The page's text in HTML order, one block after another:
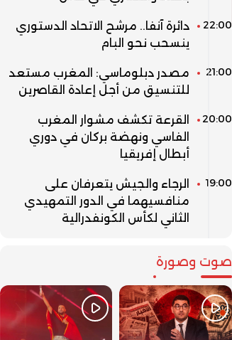
22:00
دائرة آنفا.. مرشح الاتحاد الدستوري
ينسحب نحو البام
21:00
مصدر دبلوماسي: المغرب مستعد
للتنسيق من أجل إعادة القاصرين
20:00
القرعة تكشف مشوار المغرب
الفاسي ونهضة بركان في دوري
أبطال إفريقيا
19:00
الرجاء والجيش يتعرفان على
منافسيهما في الدور التمهيدي
الثاني لكأس الكونفدرالية
صوت وصورة